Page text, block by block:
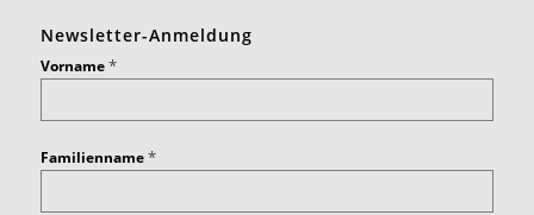
Newsletter-Anmeldung
Vorname*
Familienname*